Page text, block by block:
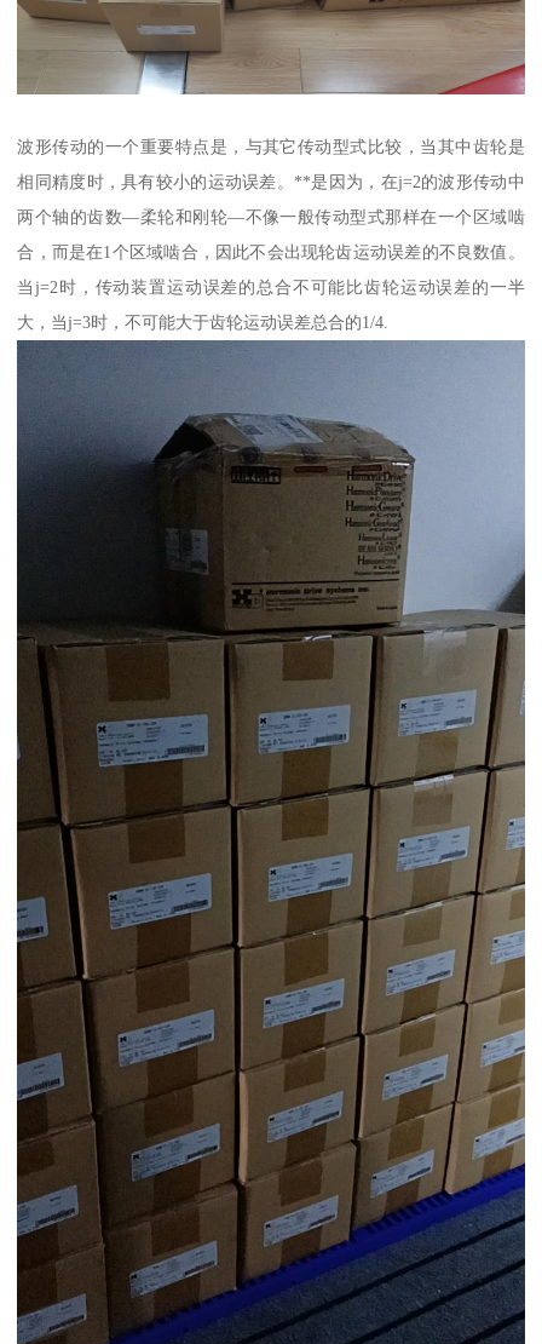
波形传动的一个重要特点是，与其它传动型式比较，当其中齿轮是
相同精度时，具有较小的运动误差。**是因为，在j=2的波形传动中
两个轴的齿数—柔轮和刚轮—不像一般传动型式那样在一个区域啮
合，而是在1个区域啮合，因此不会出现轮齿运动误差的不良数值。
当j=2时，传动装置运动误差的总合不可能比齿轮运动误差的一半
大，当j=3时，不可能大于齿轮运动误差总合的1/4.